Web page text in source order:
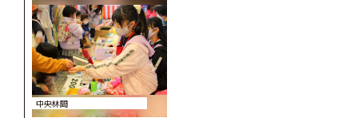
中央林間